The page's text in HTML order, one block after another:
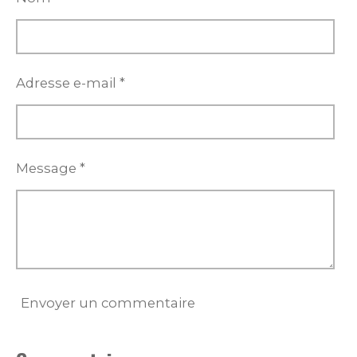
r
Adresse e-mail *
Message *
Envoyer un commentaire